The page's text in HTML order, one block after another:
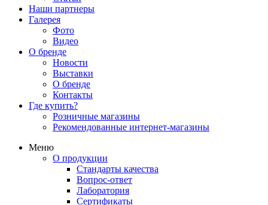
Наши партнеры
Галерея
Фото
Видео
О бренде
Новости
Выставки
О бренде
Контакты
Где купить?
Розничные магазины
Рекомендованные интернет-магазины
Меню
О продукции
Стандарты качества
Вопрос-ответ
Лаборатория
Сертификаты